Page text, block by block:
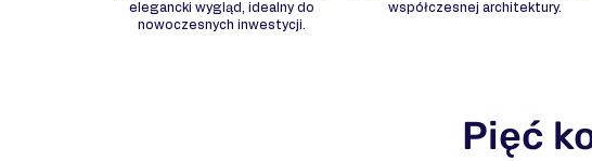
elegancki wygląd, idealny do
nowoczesnych inwestycji.
współczesnej architektury.
Pięć